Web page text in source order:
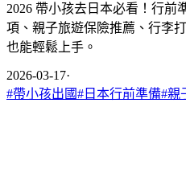
2026 帶小孩去日本必看！行前
項、親子旅遊保險推薦、行李
也能輕鬆上手。
2026-03-17·
#帶小孩出國# 日本行前準備#親